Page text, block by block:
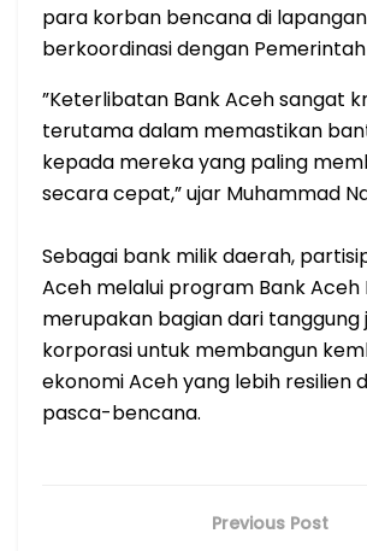
para korban bencana di
berkoordinasi dengan
​”Keterlibatan Bank Aceh sangat
terutama dalam memastikan
kepada mereka yang paling
secara cepat,” ujar Muhammad
​Sebagai bank milik daerah,
Aceh melalui program Bank Aceh
merupakan bagian dari tanggung
korporasi untuk membangun
ekonomi Aceh yang lebih resilien
pasca-bencana.
Previous Post